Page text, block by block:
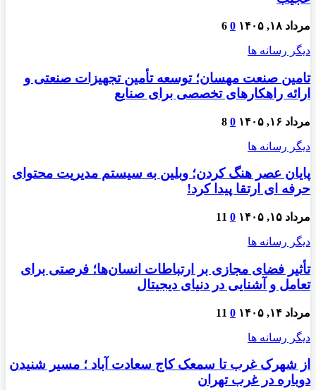
مرداد ۱۸, ۱۴۰۵ 0
6
دیگر رسانه ها
تامین صنعت مهسان؛ توسعه تأمین تجهیزات صنعتی و
ارائه راهکارهای تخصصی برای صنایع
مرداد ۱۶, ۱۴۰۵ 0
8
دیگر رسانه ها
پایان عصر هنگ کردن؛ وبلین به سیستم مدیریت محتوای
حرفه ای ارتقا پیدا کرد!
مرداد ۱۵, ۱۴۰۵ 0
11
دیگر رسانه ها
تأثیر فضای مجازی بر ارتباطات انسان‌ها؛ فرصتی برای
تعامل و آشنایی در دنیای دیجیتال
مرداد ۱۴, ۱۴۰۵ 0
11
دیگر رسانه ها
از شهرک غرب تا سمعک کاج سعادت آباد ؛ مسیر شنیدن
دوباره در غرب تهران